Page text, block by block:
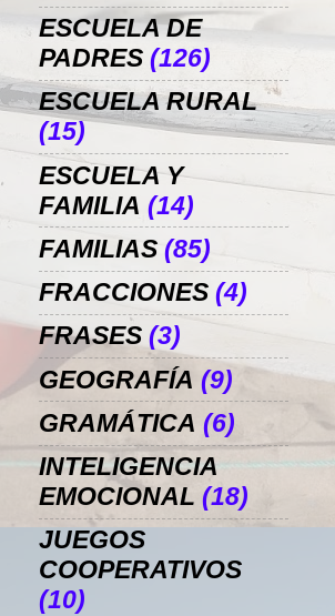
ESCUELA DE
PADRES (126)
ESCUELA RURAL
(15)
ESCUELA Y
FAMILIA (14)
FAMILIAS (85)
FRACCIONES (4)
FRASES (3)
GEOGRAFÍA (9)
GRAMÁTICA (6)
INTELIGENCIA
EMOCIONAL (18)
JUEGOS
COOPERATIVOS
(10)